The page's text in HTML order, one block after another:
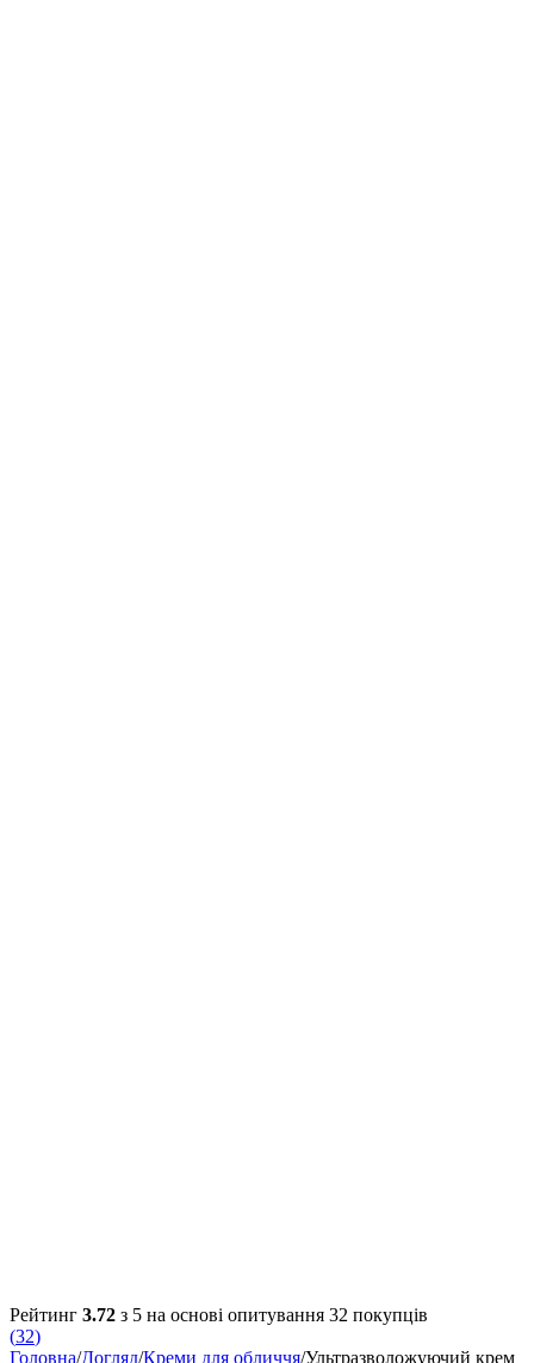
Рейтинг 3.72 з 5 на основі опитування 32 покупців
(32)
Головна/Догляд/Креми для обличчя/Ультразволожуючий крем